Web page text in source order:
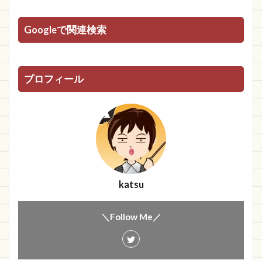
Googleで関連検索
プロフィール
katsu
＼Follow Me／